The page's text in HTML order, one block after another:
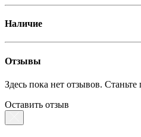
Наличие
Отзывы
Здесь пока нет отзывов.
Оставить отзыв